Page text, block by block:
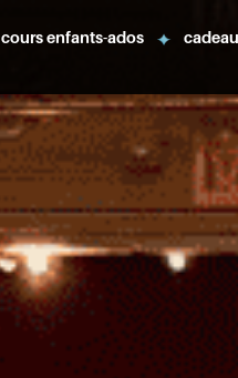
cours enfants-ados